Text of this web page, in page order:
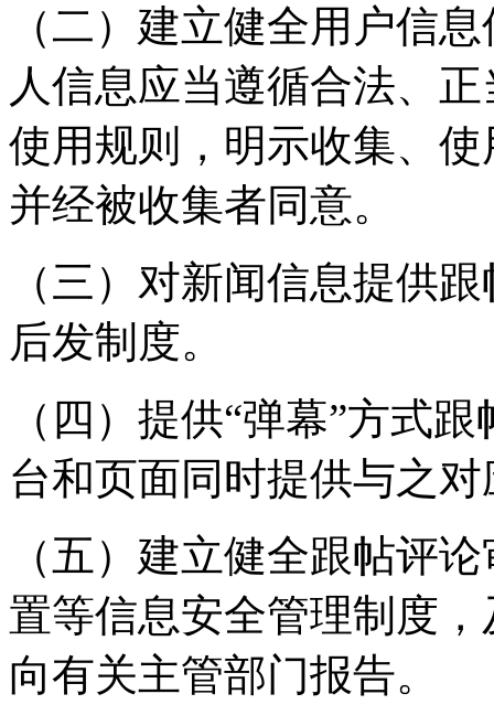
（二）建立健全用户信
人信息应当遵循合法、
使用规则，明示收集、
并经被收集者同意。
（三）对新闻信息提供
后发制度。
（四）提供“弹幕”方式
台和页面同时提供与之
（五）建立健全跟帖评
置等信息安全管理制度
向有关主管部门报告。